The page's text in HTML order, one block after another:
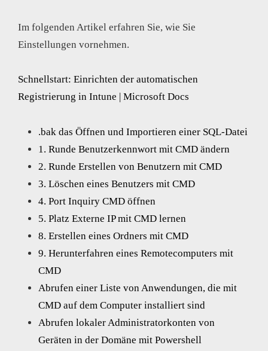
Im folgenden Artikel erfahren Sie, wie Sie
Einstellungen vornehmen.
Schnellstart: Einrichten der automatischen
Registrierung in Intune | Microsoft Docs
.bak das Öffnen und Importieren einer SQL-Datei
1. Runde Benutzerkennwort mit CMD ändern
2. Runde Erstellen von Benutzern mit CMD
3. Löschen eines Benutzers mit CMD
4. Port Inquiry CMD öffnen
5. Platz Externe IP mit CMD lernen
8. Erstellen eines Ordners mit CMD
9. Herunterfahren eines Remotecomputers mit
CMD
Abrufen einer Liste von Anwendungen, die mit
CMD auf dem Computer installiert sind
Abrufen lokaler Administratorkonten von
Geräten in der Domäne mit Powershell